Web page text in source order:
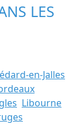
LES
en-Jalles
Libourne